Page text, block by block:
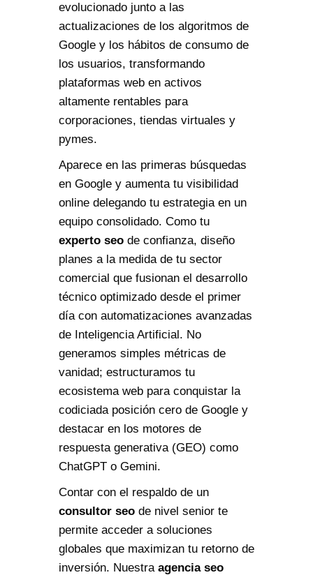
evolucionado junto a las
actualizaciones de los algoritmos de
Google y los hábitos de consumo de
los usuarios, transformando
plataformas web en activos
altamente rentables para
corporaciones, tiendas virtuales y
pymes.
Aparece en las primeras búsquedas
en Google y aumenta tu visibilidad
online delegando tu estrategia en un
equipo consolidado. Como tu
experto seo de confianza, diseño
planes a la medida de tu sector
comercial que fusionan el desarrollo
técnico optimizado desde el primer
día con automatizaciones avanzadas
de Inteligencia Artificial. No
generamos simples métricas de
vanidad; estructuramos tu
ecosistema web para conquistar la
codiciada posición cero de Google y
destacar en los motores de
respuesta generativa (GEO) como
ChatGPT o Gemini.
Contar con el respaldo de un
consultor seo de nivel senior te
permite acceder a soluciones
globales que maximizan tu retorno de
inversión. Nuestra agencia seo